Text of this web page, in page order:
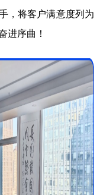
，将客户满意度列为
进序曲！